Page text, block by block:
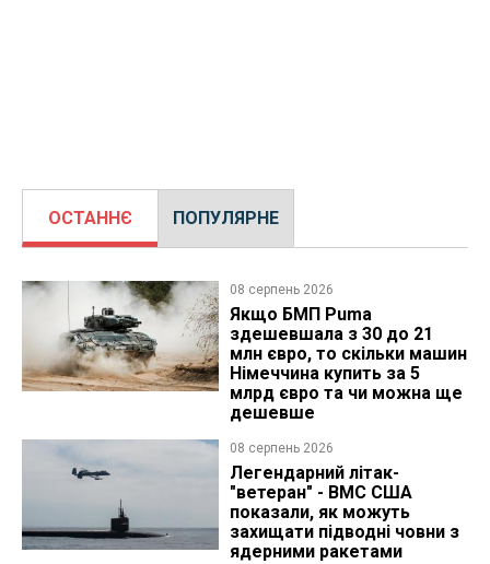
ОСТАННЄ ПОПУЛЯРНЕ
08 серпень 2026
Якщо БМП Puma
здешевшала з 30 до 21
млн євро, то скільки машин
Німеччина купить за 5
млрд євро та чи можна ще
дешевше
08 серпень 2026
Легендарний літак-
"ветеран" - ВМС США
показали, як можуть
захищати підводні човни з
ядерними ракетами